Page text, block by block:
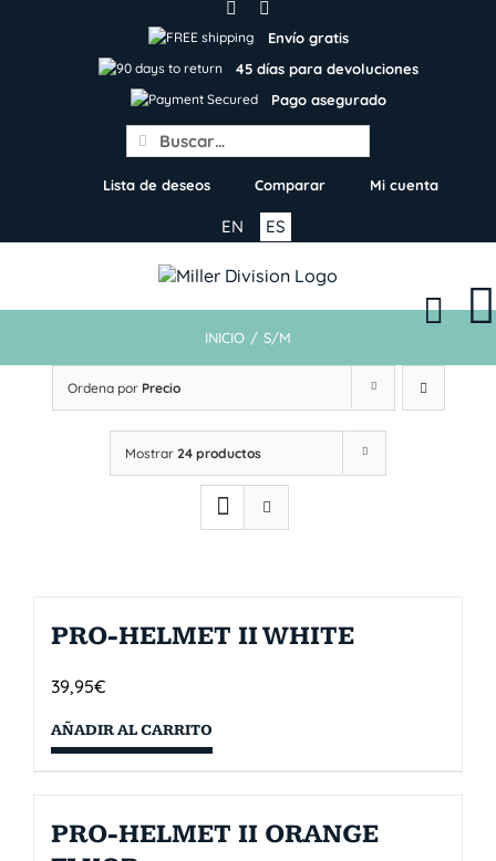
Envío gratis
45 días para devoluciones
Pago asegurado
Search
for:
Lista de deseos Comparar Mi cuenta
ES
EN
INICIO / S/M
Ordena por Precio
Mostrar 24 productos
PRO-HELMET II WHITE
39,95€
AÑADIR AL CARRITO
PRO-HELMET II ORANGE